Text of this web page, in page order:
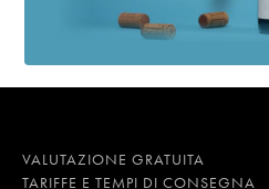
VALUTAZIONE GRATUITA
TARIFFE E TEMPI DI CONSEGNA